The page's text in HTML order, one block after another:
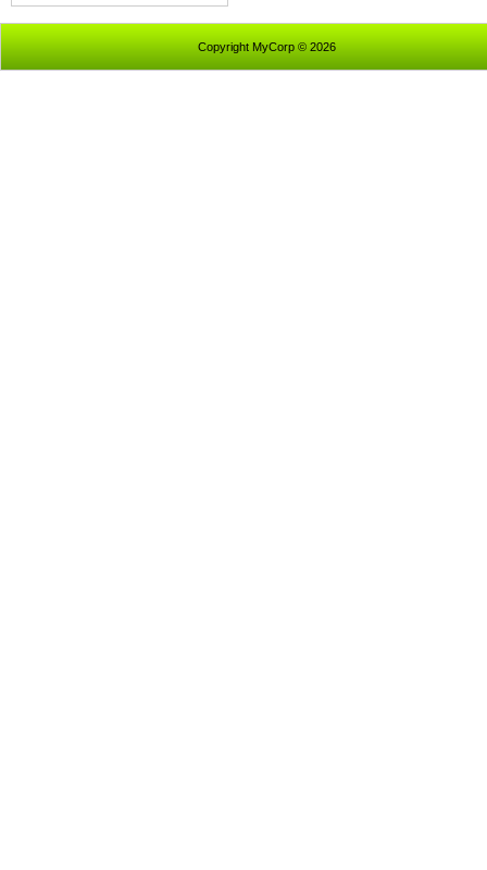
Copyright MyCorp © 2026